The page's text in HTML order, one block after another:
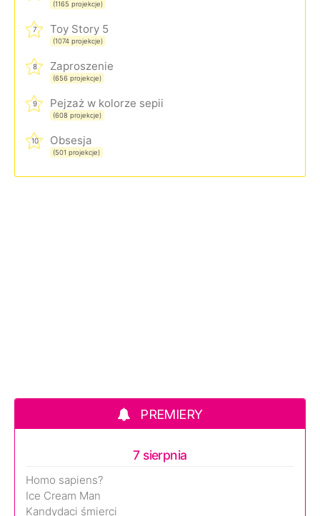
(1165 projekcje)
7 Toy Story 5
(1074 projekcje)
8 Zaproszenie
(656 projekcje)
9 Pejzaż w kolorze sepii
(608 projekcje)
10 Obsesja
(501 projekcje)
PREMIERY
7 sierpnia
Homo sapiens?
Ice Cream Man
Kandydaci śmierci